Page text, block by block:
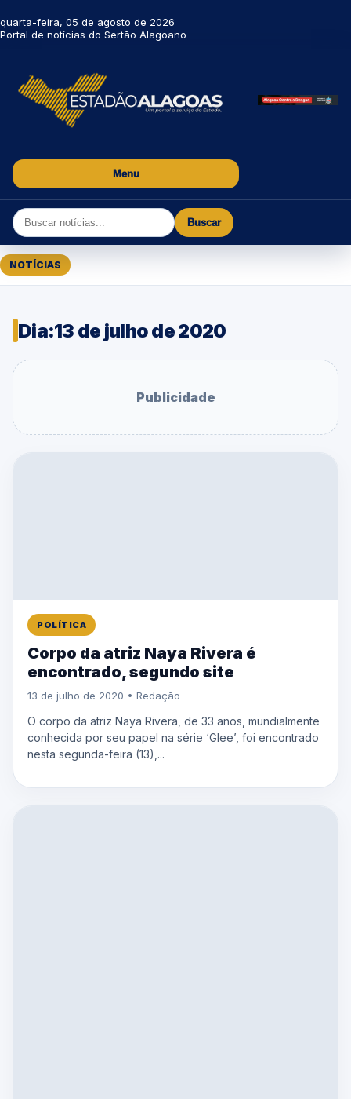
quarta-feira, 05 de agosto de 2026
Portal de notícias do Sertão Alagoano
Menu
Buscar
NOTÍCIAS
Dia:13 de julho de 2020
Publicidade
POLÍTICA
Corpo da atriz Naya Rivera é
encontrado, segundo site
13 de julho de 2020 • Redação
O corpo da atriz Naya Rivera, de 33 anos, mundialmente
conhecida por seu papel na série ‘Glee’, foi encontrado
nesta segunda-feira (13),...